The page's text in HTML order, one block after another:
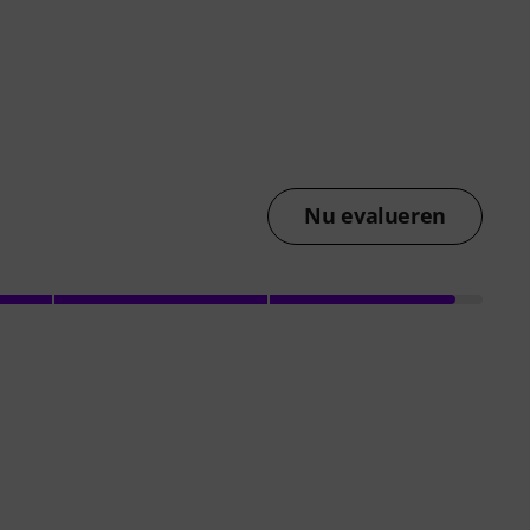
Nu evalueren